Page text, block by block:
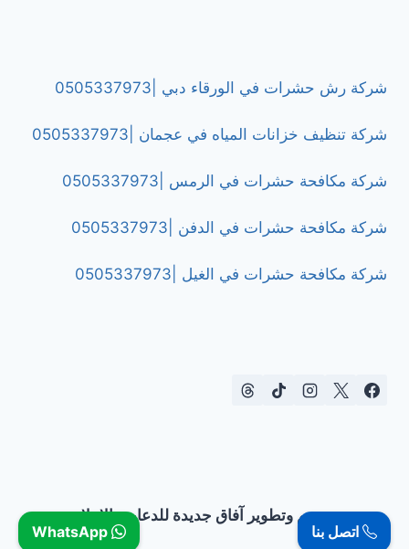
شركة رش حشرات في الورقاء دبي |0505337973
شركة تنظيف خزانات المياه في عجمان |0505337973
شركة مكافحة حشرات في الرمس |0505337973
شركة مكافحة حشرات في الدفن |0505337973
شركة مكافحة حشرات في الغيل |0505337973
تصميم وتطوير آفاق جديدة للدعاية والإعلان
اتصل بنا